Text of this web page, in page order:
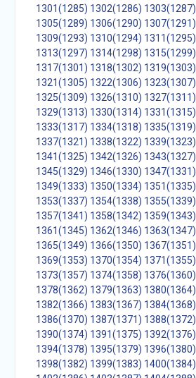
1301(1285) 1302(1286) 1303(1287)
1305(1289) 1306(1290) 1307(1291)
1309(1293) 1310(1294) 1311(1295)
1313(1297) 1314(1298) 1315(1299)
1317(1301) 1318(1302) 1319(1303)
1321(1305) 1322(1306) 1323(1307)
1325(1309) 1326(1310) 1327(1311)
1329(1313) 1330(1314) 1331(1315)
1333(1317) 1334(1318) 1335(1319)
1337(1321) 1338(1322) 1339(1323)
1341(1325) 1342(1326) 1343(1327)
1345(1329) 1346(1330) 1347(1331)
1349(1333) 1350(1334) 1351(1335)
1353(1337) 1354(1338) 1355(1339)
1357(1341) 1358(1342) 1359(1343)
1361(1345) 1362(1346) 1363(1347)
1365(1349) 1366(1350) 1367(1351)
1369(1353) 1370(1354) 1371(1355)
1373(1357) 1374(1358) 1376(1360)
1378(1362) 1379(1363) 1380(1364)
1382(1366) 1383(1367) 1384(1368)
1386(1370) 1387(1371) 1388(1372)
1390(1374) 1391(1375) 1392(1376)
1394(1378) 1395(1379) 1396(1380)
1398(1382) 1399(1383) 1400(1384)